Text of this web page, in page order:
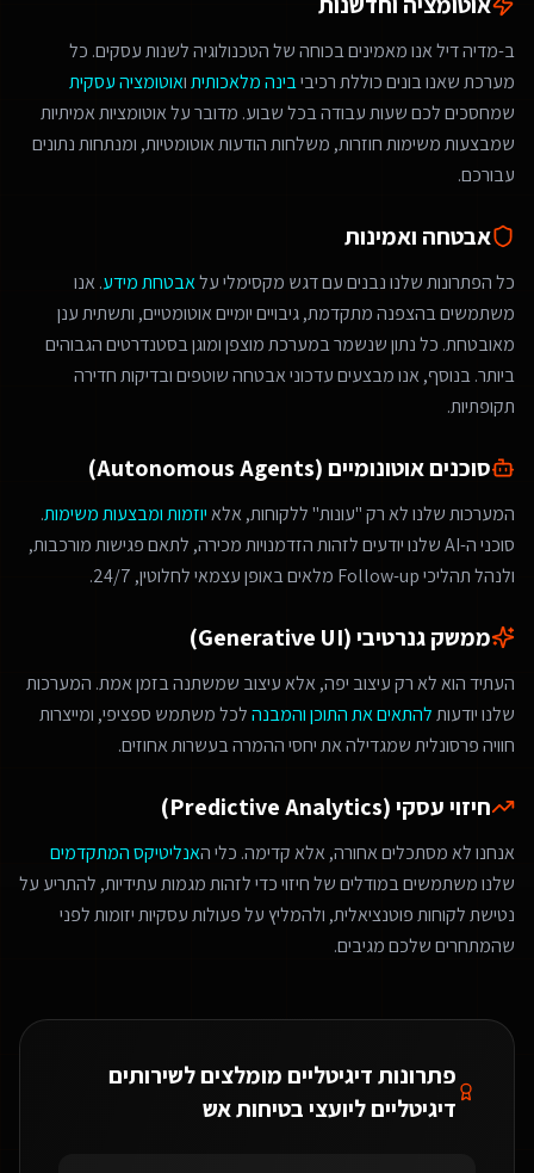
ב-מדיה דיל אנו מאמינים בכוחה של הטכנולוגיה לשנות עסקים. כל
מערכת שאנו בונים כוללת רכיביבינה מלאכותיתואוטומציה עסקית
שמחסכים לכם שעות עבודה בכל שבוע. מדובר על אוטומציות אמיתיות
שמבצעות משימות חוזרות, משלחות הודעות אוטומטיות, ומנתחות נתונים
עבורכם.
אבטחה ואמינות
כל הפתרונות שלנו נבנים עם דגש מקסימלי עלאבטחת מידע. אנו
משתמשים בהצפנה מתקדמת, גיבויים יומיים אוטומטיים, ותשתית ענן
מאובטחת. כל נתון שנשמר במערכת מוצפן ומוגן בסטנדרטים הגבוהים
ביותר. בנוסף, אנו מבצעים עדכוני אבטחה שוטפים ובדיקות חדירה
תקופתיות.
סוכנים אוטונומיים (Autonomous Agents)
המערכות שלנו לא רק "עונות" ללקוחות, אלאיוזמות ומבצעות משימות.
סוכני ה-AI שלנו יודעים לזהות הזדמנויות מכירה, לתאם פגישות מורכבות,
ולנהל תהליכי Follow-up מלאים באופן עצמאי לחלוטין, 24/7.
ממשק גנרטיבי (Generative UI)
העתיד הוא לא רק עיצוב יפה, אלא עיצוב שמשתנה בזמן אמת. המערכות
שלנו יודעותלהתאים את התוכן והמבנהלכל משתמש ספציפי, ומייצרות
חוויה פרסונלית שמגדילה את יחסי ההמרה בעשרות אחוזים.
חיזוי עסקי (Predictive Analytics)
אנחנו לא מסתכלים אחורה, אלא קדימה. כלי האנליטיקס המתקדמים
שלנו משתמשים במודלים של חיזוי כדי לזהות מגמות עתידיות, להתריע על
נטישת לקוחות פוטנציאלית, ולהמליץ על פעולות עסקיות יזומות לפני
שהמתחרים שלכם מגיבים.
פתרונות דיגיטליים מומלצים לשירותים
דיגיטליים ליועצי בטיחות אש